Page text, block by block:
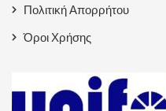
Πολιτική Απορρήτου
Όροι Χρήσης